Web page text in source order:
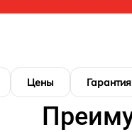
Цены Гарантия